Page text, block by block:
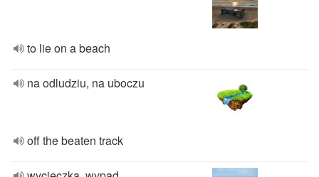
to lie on a beach
na odludziu, na uboczu
off the beaten track